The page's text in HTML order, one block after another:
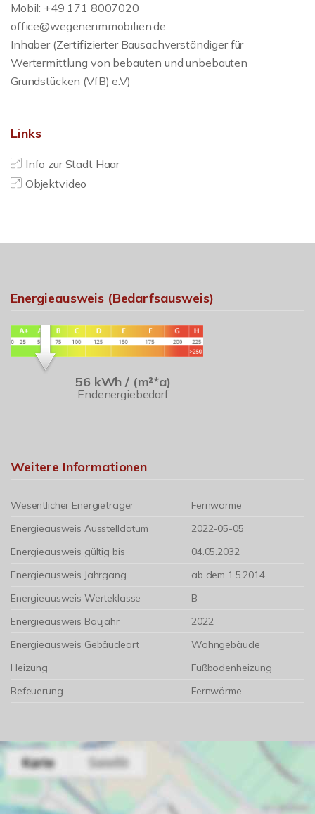
Mobil: +49 171 8007020
office@wegenerimmobilien.de
Inhaber (Zertifizierter Bausachverständiger für
Wertermittlung von bebauten und unbebauten
Grundstücken (VfB) e.V)
Links
Info zur Stadt Haar
Objektvideo
Energieausweis (Bedarfsausweis)
56 kWh / (m²*a)
Endenergiebedarf
Weitere Informationen
Wesentlicher Energieträger
Fernwärme
Energieausweis Ausstelldatum
2022-05-05
Energieausweis gültig bis
04.05.2032
Energieausweis Jahrgang
ab dem 1.5.2014
Energieausweis Werteklasse
B
Energieausweis Baujahr
2022
Energieausweis Gebäudeart
Wohngebäude
Heizung
Fußbodenheizung
Befeuerung
Fernwärme